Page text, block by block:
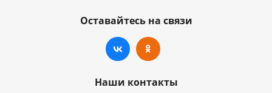
Оставайтесь на связи
Наши контакты